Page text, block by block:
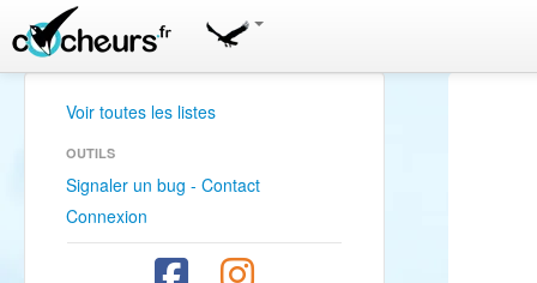
Voir toutes les listes
OUTILS
Signaler un bug - Contact
Connexion